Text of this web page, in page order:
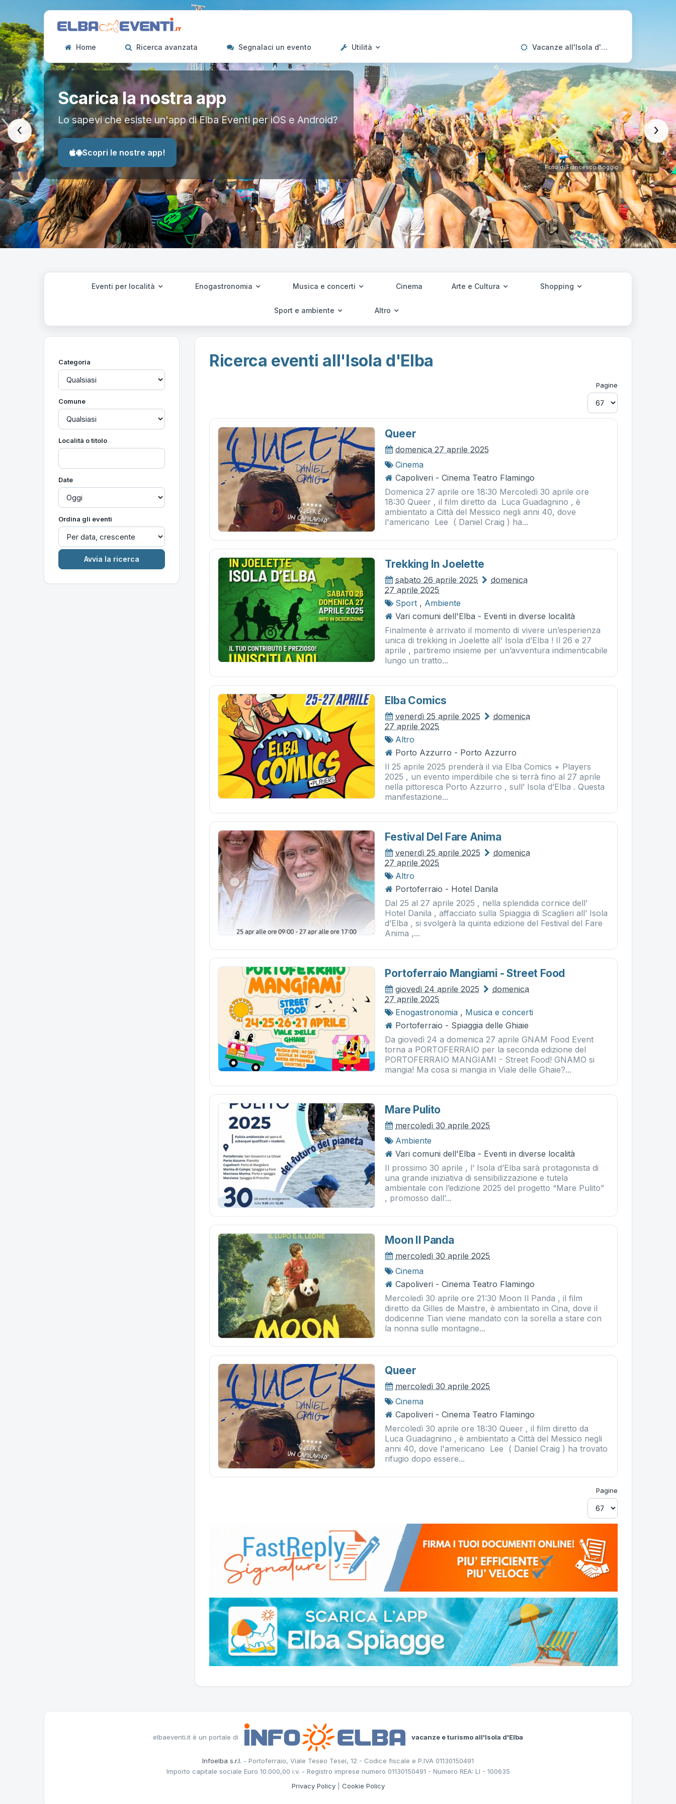
Home Ricerca avanzata Segnalaci un evento Utilità Vacanze all'Isola d'Elba
Scarica la nostra app
Lo sapevi che esiste un'app di Elba Eventi per iOS e Android?
Scopri le nostre app!
Foto di Francesco Boggio
‹ ›
Eventi per località Enogastronomia Musica e concerti Cinema Arte e Cultura Shopping
Sport e ambiente Altro
Categoria
Comune
Località o titolo
Date
Ordina gli eventi
Ricerca eventi all'Isola d'Elba
Pagine
Queer
domenica 27 aprile 2025
Cinema
Capoliveri - Cinema Teatro Flamingo
Domenica 27 aprile ore 18:30 Mercoledì 30 aprile ore
18:30 Queer , il film diretto da Luca Guadagnino , è
ambientato a Città del Messico negli anni 40, dove
l'americano Lee ( Daniel Craig ) ha...
Trekking In Joelette
sabato 26 aprile 2025
domenica
27 aprile 2025
Sport , Ambiente
Vari comuni dell'Elba - Eventi in diverse località
Finalmente è arrivato il momento di vivere un’esperienza
unica di trekking in Joelette all’ Isola d’Elba ! Il 26 e 27
aprile , partiremo insieme per un’avventura indimenticabile
lungo un tratto...
Elba Comics
venerdì 25 aprile 2025
domenica
27 aprile 2025
Altro
Porto Azzurro - Porto Azzurro
Il 25 aprile 2025 prenderà il via Elba Comics + Players
2025 , un evento imperdibile che si terrà fino al 27 aprile
nella pittoresca Porto Azzurro , sull’ Isola d’Elba . Questa
manifestazione...
Festival Del Fare Anima
venerdì 25 aprile 2025
domenica
27 aprile 2025
Altro
Portoferraio - Hotel Danila
Dal 25 al 27 aprile 2025 , nella splendida cornice dell’
Hotel Danila , affacciato sulla Spiaggia di Scaglieri all’ Isola
d’Elba , si svolgerà la quinta edizione del Festival del Fare
Anima ,...
Portoferraio Mangiami - Street Food
giovedì 24 aprile 2025
domenica
27 aprile 2025
Enogastronomia , Musica e concerti
Portoferraio - Spiaggia delle Ghiaie
Da giovedì 24 a domenica 27 aprile GNAM Food Event
torna a PORTOFERRAIO per la seconda edizione del
PORTOFERRAIO MANGIAMI - Street Food! GNAMO si
mangia! Ma cosa si mangia in Viale delle Ghaie?...
Mare Pulito
mercoledì 30 aprile 2025
Ambiente
Vari comuni dell'Elba - Eventi in diverse località
Il prossimo 30 aprile , l’ Isola d’Elba sarà protagonista di
una grande iniziativa di sensibilizzazione e tutela
ambientale con l’edizione 2025 del progetto “Mare Pulito”
, promosso dall’...
Moon Il Panda
mercoledì 30 aprile 2025
Cinema
Capoliveri - Cinema Teatro Flamingo
Mercoledì 30 aprile ore 21:30 Moon Il Panda , il film
diretto da Gilles de Maistre, è ambientato in Cina, dove il
dodicenne Tian viene mandato con la sorella a stare con
la nonna sulle montagne...
Queer
mercoledì 30 aprile 2025
Cinema
Capoliveri - Cinema Teatro Flamingo
Mercoledì 30 aprile ore 18:30 Queer , il film diretto da
Luca Guadagnino , è ambientato a Città del Messico negli
anni 40, dove l'americano Lee ( Daniel Craig ) ha trovato
rifugio dopo essere...
Pagine
elbaeventi.it è un portale di vacanze e turismo all'Isola d'Elba
Infoelba s.r.l. - Portoferraio, Viale Teseo Tesei, 12 - Codice fiscale e P.IVA 01130150491
Importo capitale sociale Euro 10.000,00 i.v. - Registro imprese numero 01130150491 - Numero REA: LI - 100635
Privacy Policy| Cookie Policy